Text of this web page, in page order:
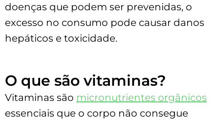
doenças que podem ser prevenidas, o
excesso no consumo pode causar danos
hepáticos e toxicidade.
O que são vitaminas?
Vitaminas são micronutrientes orgânicos
essenciais que o corpo não consegue